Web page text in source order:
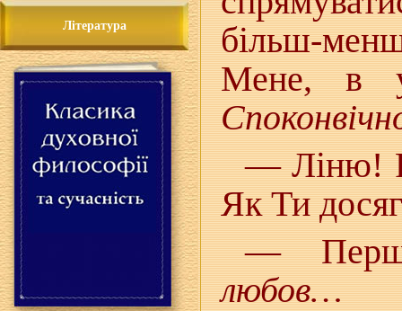
Література
більш-
Мене, в
— Ліню!
Як Ти
—
любов…